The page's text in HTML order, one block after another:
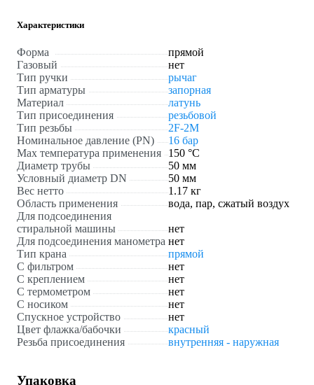
Характеристики
Форма
прямой
Газовый
нет
Тип ручки
рычаг
Тип арматуры
запорная
Материал
латунь
Тип присоединения
резьбовой
Тип резьбы
2F-2M
Номинальное давление (PN)
16 бар
Max температура применения
150 °С
Диаметр трубы
50 мм
Условный диаметр DN
50 мм
Вес нетто
1.17 кг
Область применения
вода, пар, сжатый воздух
Для подсоединения
стиральной машины
нет
Для подсоединения манометра нет
Тип крана
прямой
С фильтром
нет
С креплением
нет
С термометром
нет
С носиком
нет
Спускное устройство
нет
Цвет флажка/бабочки
красный
Резьба присоединения
внутренняя - наружная
Упаковка